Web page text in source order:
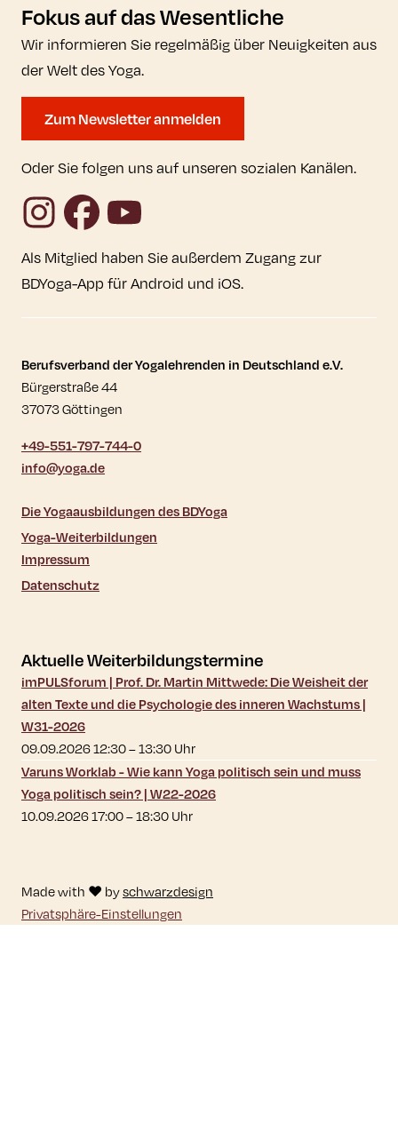
Fokus auf das Wesentliche
Wir informieren Sie regelmäßig über Neuigkeiten aus
der Welt des Yoga.
Zum Newsletter anmelden
Oder Sie folgen uns auf unseren sozialen Kanälen.
InstagramFacebookYouTube
Als Mitglied haben Sie außerdem Zugang zur
BDYoga-App für Android und iOS.
Kontaktdaten und weitere Links
Berufsverband der Yogalehrenden in Deutschland e.V.
Bürgerstraße 44
37073 Göttingen
+49-551-797-744-0
info@yoga.de
Die Yogaausbildungen des BDYoga
Yoga-Weiterbildungen
Impressum
Datenschutz
Aktuelle Weiterbildungstermine
imPULSforum | Prof. Dr. Martin Mittwede: Die Weisheit der
alten Texte und die Psychologie des inneren Wachstums |
W31-2026
09.09.2026 12:30–13:30Uhr
Varuns Worklab - Wie kann Yoga politisch sein und muss
Yoga politisch sein? | W22-2026
10.09.2026 17:00–18:30Uhr
Made with ♥ byschwarzdesign
Privatsphäre-Einstellungen